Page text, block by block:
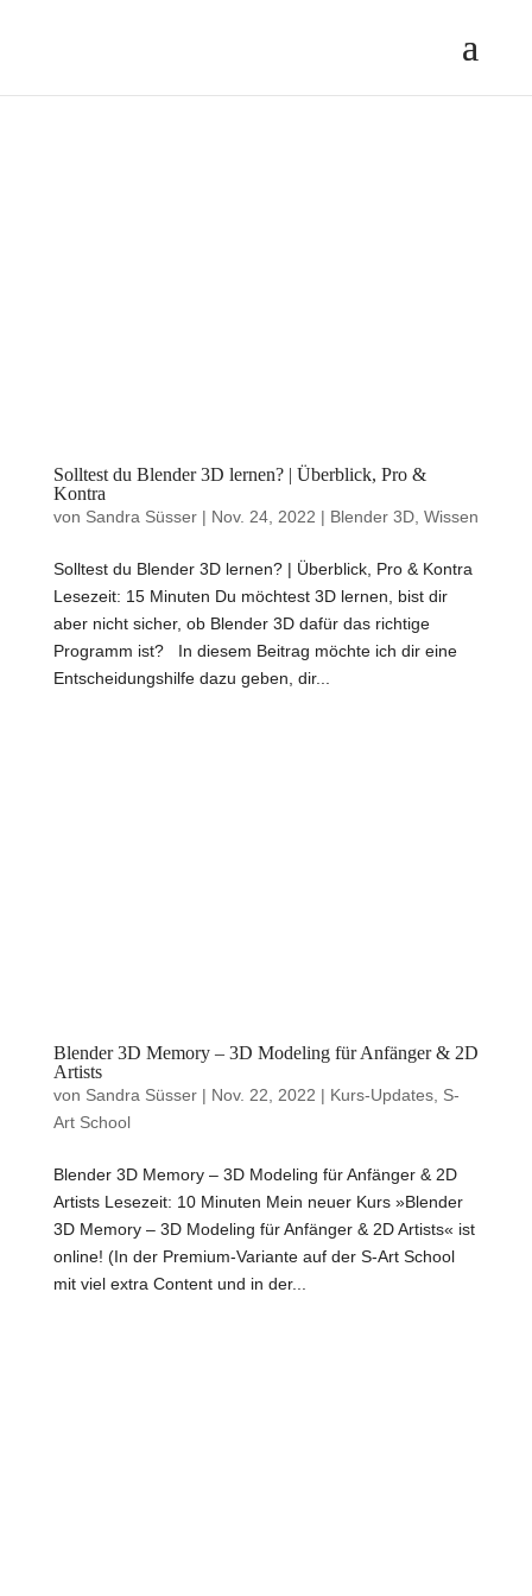
Solltest du Blender 3D lernen? | Überblick, Pro &
Kontra
von Sandra Süsser| Nov. 24, 2022 | Blender 3D, Wissen
Solltest du Blender 3D lernen? | Überblick, Pro & Kontra
Lesezeit: 15 Minuten Du möchtest 3D lernen, bist dir
aber nicht sicher, ob Blender 3D dafür das richtige
Programm ist? In diesem Beitrag möchte ich dir eine
Entscheidungshilfe dazu geben, dir...
Blender 3D Memory – 3D Modeling für Anfänger & 2D
Artists
von Sandra Süsser| Nov. 22, 2022 | Kurs-Updates, S-
Art School
Blender 3D Memory – 3D Modeling für Anfänger & 2D
Artists Lesezeit: 10 Minuten Mein neuer Kurs »Blender
3D Memory – 3D Modeling für Anfänger & 2D Artists« ist
online! (In der Premium-Variante auf der S-Art School
mit viel extra Content und in der...